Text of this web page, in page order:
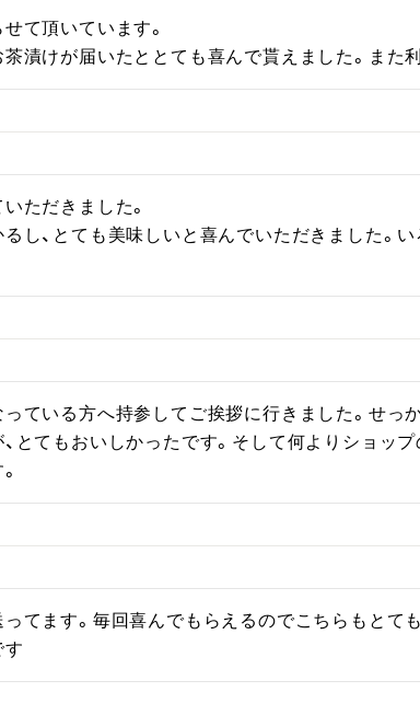
て頂いています。
漬けが届いたととても喜んで貰えました。また
ただきました。
し、とても美味しいと喜んでいただきました。
ている方へ持参してご挨拶に行きました。せっ
とてもおいしかったです。そして何よりショッ
てます。毎回喜んでもらえるのでこちらもとて
す